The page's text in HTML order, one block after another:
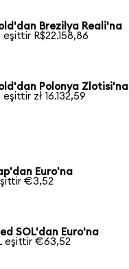
Brezilya Reali'na
eşittir R$22.158,86
Polonya Zlotisi'na
eşittir zł 16.132,59
Euro'na
€3,52
SOL'dan Euro'na
eşittir €63,52